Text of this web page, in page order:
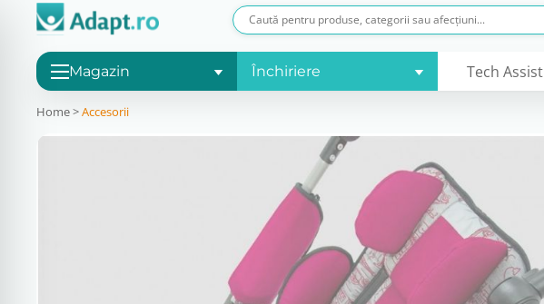
Magazin Închiriere Tech Assist
Home>Accesorii